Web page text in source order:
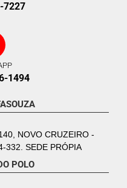
7227
1494
NOVO CRUZEIRO -
332. SEDE PRÓPIA
POLO